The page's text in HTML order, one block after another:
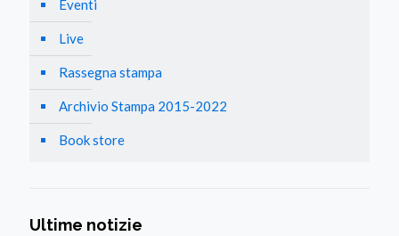
Eventi
Live
Rassegna stampa
Archivio Stampa 2015-2022
Book store
Ultime notizie